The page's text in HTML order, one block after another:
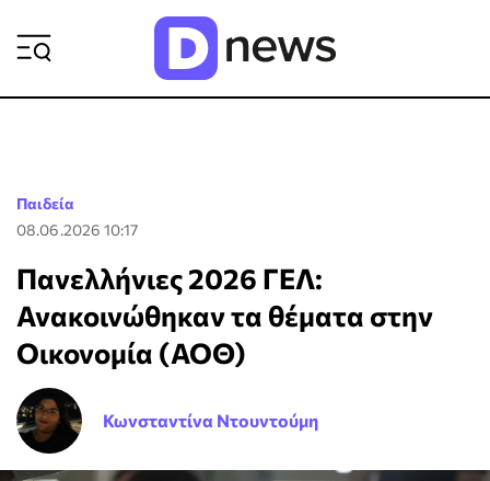
Παιδεία
08.06.2026 10:17
Πανελλήνιες 2026 ΓΕΛ:
Ανακοινώθηκαν τα θέματα στην
Οικονομία (ΑΟΘ)
Κωνσταντίνα Ντουντούμη